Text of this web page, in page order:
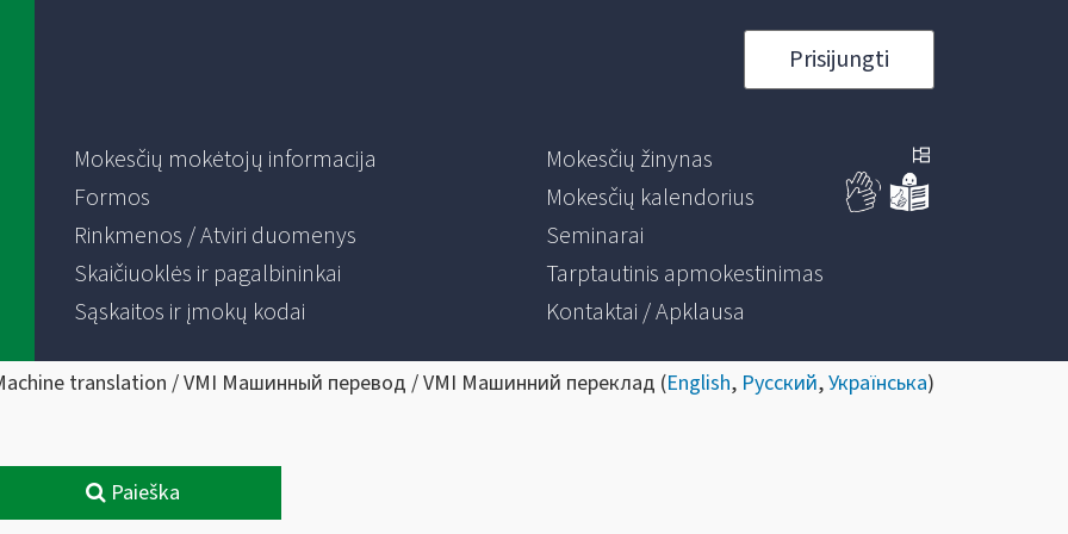
Prisijungti
Mokesčių mokėtojų informacija
Formos
Rinkmenos / Atviri duomenys
Skaičiuoklės ir pagalbininkai
Sąskaitos ir įmokų kodai
Mokesčių žinynas
Mokesčių kalendorius
Seminarai
Tarptautinis apmokestinimas
Kontaktai / Apklausa
translation / VMI Машинный перевод / VMI Машинний переклад (English, Русский,Українська)
Paieška